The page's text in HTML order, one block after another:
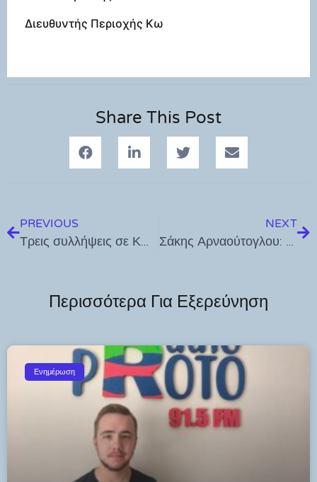
Διευθυντής Περιοχής Κω
Share This Post
PREVIOUS
Τρεις συλλήψεις σε Κω και Κάλυμνο για ναρκωτικά, ηχορύπανση και οδήγηση υπό την επήρεια αλκοόλ
NEXT
Σάκης Αρναούτογλου: «Η Ελλάδα δεν μπορεί να παραμένει ουραγός στην ανακύκλωση και την κυκλική οικονομία»
Περισσότερα Για Εξερεύνηση
Ενημέρωση